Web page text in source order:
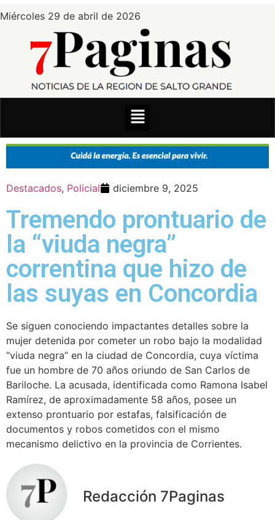
Miércoles 29 de abril de 2026
Destacados, Policial diciembre 9, 2025
Tremendo prontuario de
la “viuda negra”
correntina que hizo de
las suyas en Concordia
Se siguen conociendo impactantes detalles sobre la
mujer detenida por cometer un robo bajo la modalidad
“viuda negra” en la ciudad de Concordia, cuya víctima
fue un hombre de 70 años oriundo de San Carlos de
Bariloche. La acusada, identificada como Ramona Isabel
Ramírez, de aproximadamente 58 años, posee un
extenso prontuario por estafas, falsificación de
documentos y robos cometidos con el mismo
mecanismo delictivo en la provincia de Corrientes.
Redacción 7Paginas